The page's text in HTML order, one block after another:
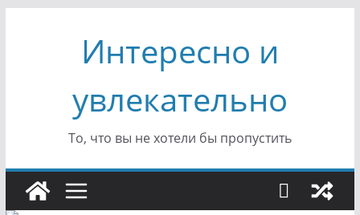
содержимомуИнтересно и
увлекательно
То, что вы не хотели бы пропустить